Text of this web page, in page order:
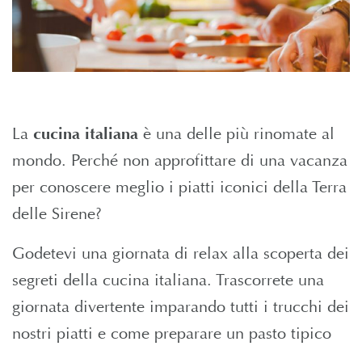
La cucina italiana è una delle più rinomate al
mondo. Perché non approfittare di una vacanza
per conoscere meglio i piatti iconici della Terra
delle Sirene?
Godetevi una giornata di relax alla scoperta dei
segreti della cucina italiana. Trascorrete una
giornata divertente imparando tutti i trucchi dei
nostri piatti e come preparare un pasto tipico